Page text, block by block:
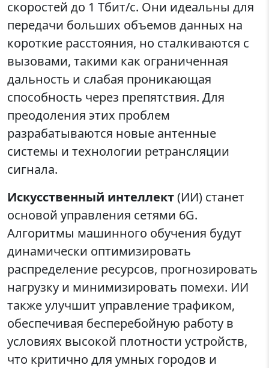
скоростей до 1 Тбит/с. Они идеальны для
передачи больших объемов данных на
короткие расстояния, но сталкиваются с
вызовами, такими как ограниченная
дальность и слабая проникающая
способность через препятствия. Для
преодоления этих проблем
разрабатываются новые антенные
системы и технологии ретрансляции
сигнала.
Искусственный интеллект(ИИ) станет
основой управления сетями 6G.
Алгоритмы машинного обучения будут
динамически оптимизировать
распределение ресурсов, прогнозировать
нагрузку и минимизировать помехи. ИИ
также улучшит управление трафиком,
обеспечивая бесперебойную работу в
условиях высокой плотности устройств,
что критично для умных городов и